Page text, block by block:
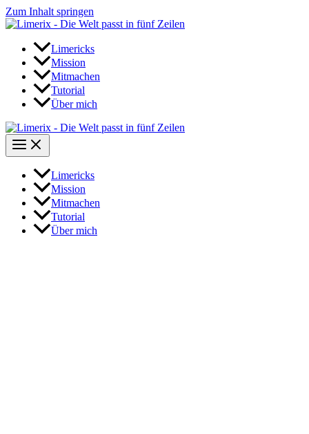
Zum Inhalt springen
Limericks
Mission
Mitmachen
Tutorial
Über mich
Limericks
Mission
Mitmachen
Tutorial
Über mich